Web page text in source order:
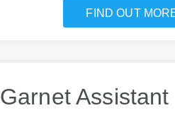
FIND OUT
Garnet Assistant